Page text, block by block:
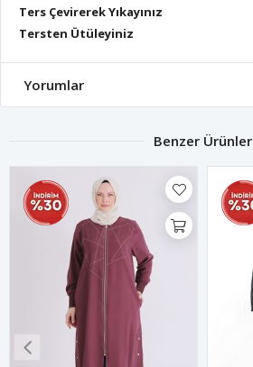
Ters Çevirerek Yıkayınız
Tersten Ütüleyiniz
Yorumlar
Benzer Ürünler